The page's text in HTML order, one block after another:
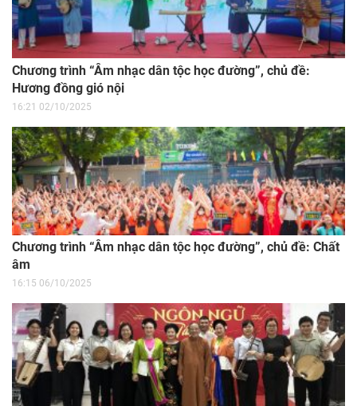
Chương trình “Âm nhạc dân tộc học đường”, chủ đề:
Hương đồng gió nội
16:21 02/10/2025
Chương trình “Âm nhạc dân tộc học đường”, chủ đề: Chất
âm
16:15 06/10/2025